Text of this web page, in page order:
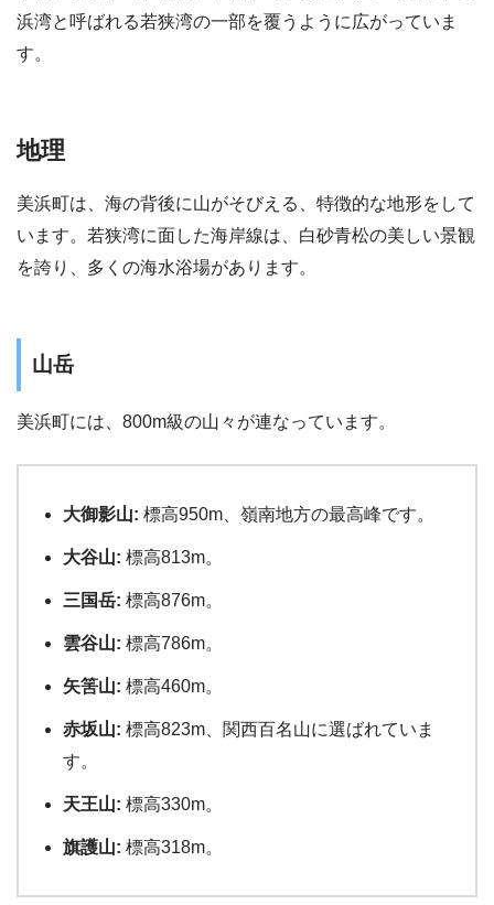
浜湾と呼ばれる若狭湾の一部を覆うように広がっていま
す。
地理
美浜町は、海の背後に山がそびえる、特徴的な地形をして
います。若狭湾に面した海岸線は、白砂青松の美しい景観
を誇り、多くの海水浴場があります。
山岳
美浜町には、800m級の山々が連なっています。
大御影山: 標高950m、嶺南地方の最高峰です。
大谷山: 標高813m。
三国岳: 標高876m。
雲谷山: 標高786m。
矢筈山: 標高460m。
赤坂山: 標高823m、関西百名山に選ばれていま
す。
天王山: 標高330m。
旗護山: 標高318m。